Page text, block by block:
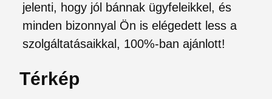
jelenti, hogy jól bánnak ügyfeleikkel, és
minden bizonnyal Ön is elégedett less a
szolgáltatásaikkal, 100%-ban ajánlott!
Térkép